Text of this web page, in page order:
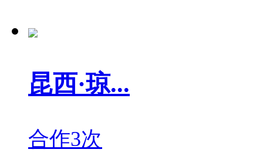
昆西·琼...
合作3次